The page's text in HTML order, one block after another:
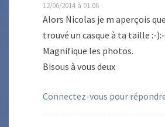
12/06/2014 à 01:06
Alors Nicolas je m aperçois
trouvé un casque à ta taille :-
Magnifique les photos.
Bisous à vous deux
Connectez-vous pour